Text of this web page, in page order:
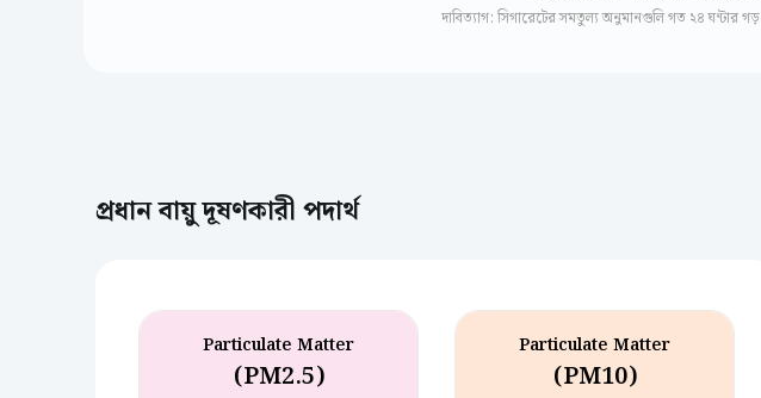
দাবিত্যাগ: সিগারেটের সমতুল্য অনুমানগুলি গত ২৪ ঘন্টার
প্রধান বায়ু দূষণকারী পদার্থ
Particulate Matter
(PM2.5)
Particulate Matter
(PM10)